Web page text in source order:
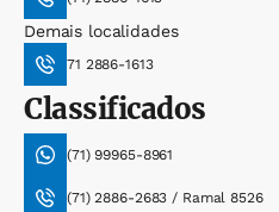
Demais localidades
71 2886-1613
Classificados
(71) 99965-8961
(71) 2886-2683 / Ramal 8526